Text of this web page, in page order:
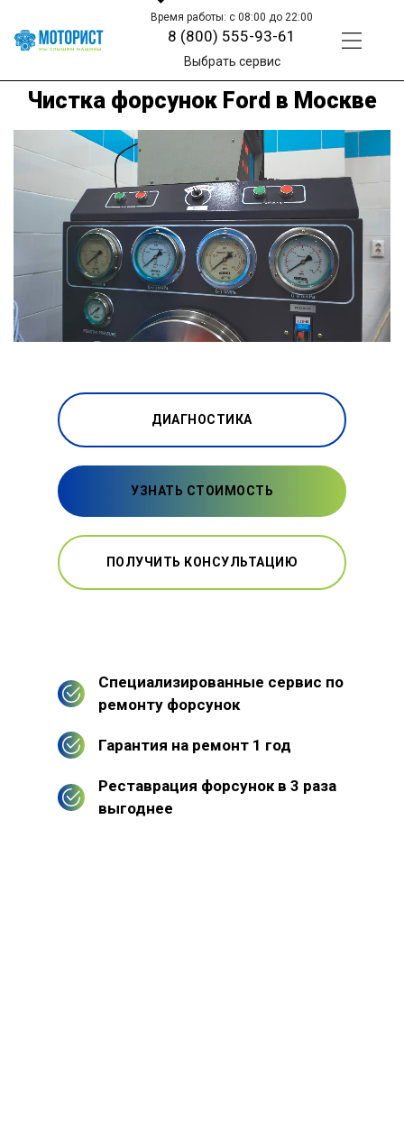
Время работы: с 08:00 до 22:00
8 (800) 555-93-61
Выбрать сервис
Чистка форсунок Ford в Москве
ДИАГНОСТИКА
УЗНАТЬ СТОИМОСТЬ
ПОЛУЧИТЬ КОНСУЛЬТАЦИЮ
Специализированные сервис по
ремонту форсунок
Гарантия на ремонт 1 год
Реставрация форсунок в 3 раза
выгоднее